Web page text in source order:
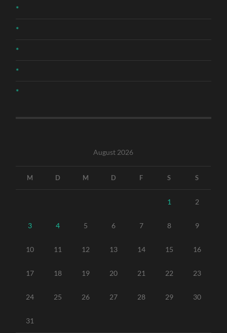
*
*
*
*
*
August 2026
M D M D F S S
1 2
3 4 5 6 7 8 9
10 11 12 13 14 15 16
17 18 19 20 21 22 23
24 25 26 27 28 29 30
31